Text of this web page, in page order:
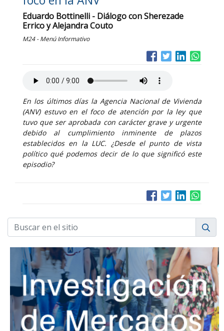
Eduardo Bottinelli - Diálogo con Sherezade
Errico y Alejandra Couto
M24 - Menú Informativo
En los últimos días la Agencia Nacional de Vivienda
(ANV) estuvo en el foco de atención por la ley que
tuvo que ser aprobada con carácter grave y urgente
debido al cumplimiento inminente de plazos
establecidos en la LUC. ¿Desde el punto de vista
político qué podemos decir de lo que significó este
episodio?